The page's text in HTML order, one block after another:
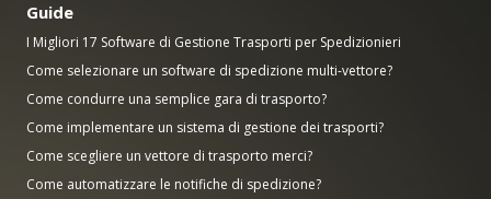
Guide
I Migliori 17 Software di Gestione Trasporti per Spedizionieri
Come selezionare un software di spedizione multi-vettore?
Come condurre una semplice gara di trasporto?
Come implementare un sistema di gestione dei trasporti?
Come scegliere un vettore di trasporto merci?
Come automatizzare le notifiche di spedizione?